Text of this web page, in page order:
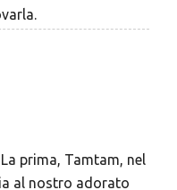
prima, Tamtam, nel
al nostro adorato